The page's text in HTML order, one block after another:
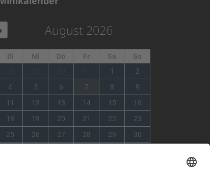
August 2026
Di Mi Do Fr Sa
So
1
2
4 5 6 7 8
9
11 12 13 14 15
16
18 19 20 21 22
23
25 26 27 28 29
30